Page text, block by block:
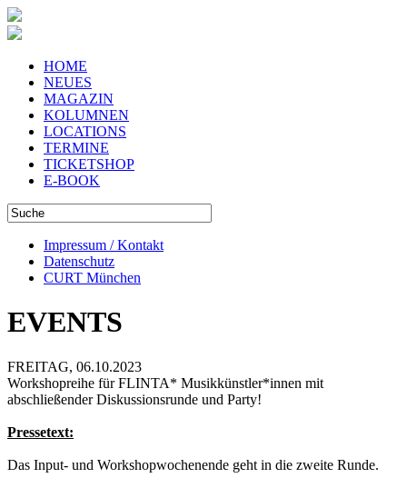
HOME
NEUES
MAGAZIN
KOLUMNEN
LOCATIONS
TERMINE
TICKETSHOP
E-BOOK
Impressum / Kontakt
Datenschutz
CURT München
EVENTS
FREITAG, 06.10.2023
Workshopreihe für FLINTA* Musikkünstler*innen mit
abschließender Diskussionsrunde und Party!
Pressetext:
Das Input- und Workshopwochenende geht in die zweite Runde.